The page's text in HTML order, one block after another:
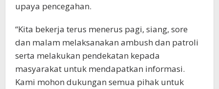
upaya pencegahan.
“Kita bekerja terus menerus pagi, siang, sore
dan malam melaksanakan ambush dan patroli
serta melakukan pendekatan kepada
masyarakat untuk mendapatkan informasi.
Kami mohon dukungan semua pihak untuk